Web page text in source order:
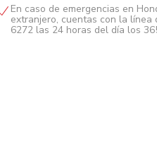
En caso de emergencias en
extranjero, cuentas con la línea
6272 las 24 horas del día los